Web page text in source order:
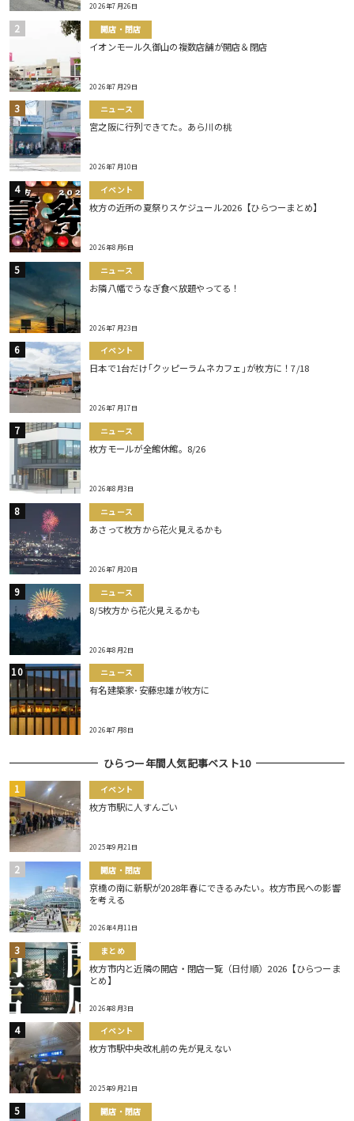
2026年7月26日
開店・閉店
イオンモール久御山の複数店舗が開店＆閉店
2026年7月29日
ニュース
宮之阪に行列できてた。あら川の桃
2026年7月10日
イベント
枚方の近所の夏祭りスケジュール2026【ひらつーまとめ】
2026年8月6日
ニュース
お隣八幡でうなぎ食べ放題やってる！
2026年7月23日
イベント
日本で1台だけ｢クッピーラムネカフェ｣が枚方に！7/18
2026年7月17日
ニュース
枚方モールが全館休館。8/26
2026年8月3日
ニュース
あさって枚方から花火見えるかも
2026年7月20日
ニュース
8/5枚方から花火見えるかも
2026年8月2日
ニュース
有名建築家･安藤忠雄が枚方に
2026年7月8日
ひらつー年間人気記事ベスト10
イベント
枚方市駅に人すんごい
2025年9月21日
開店・閉店
京橋の南に新駅が2028年春にできるみたい。枚方市民への影響
を考える
2026年4月11日
まとめ
枚方市内と近隣の開店・閉店一覧（日付順）2026【ひらつーま
とめ】
2026年8月3日
イベント
枚方市駅中央改札前の先が見えない
2025年9月21日
開店・閉店